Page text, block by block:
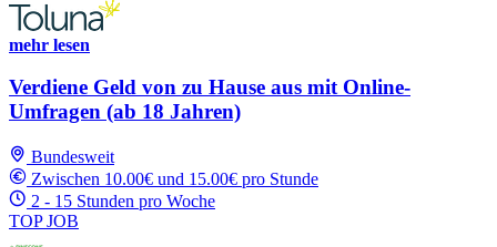
mehr lesen
Verdiene Geld von zu Hause aus mit Online-
Umfragen (ab 18 Jahren)
Bundesweit
Zwischen 10.00€ und 15.00€ pro Stunde
2 - 15 Stunden pro Woche
TOP JOB